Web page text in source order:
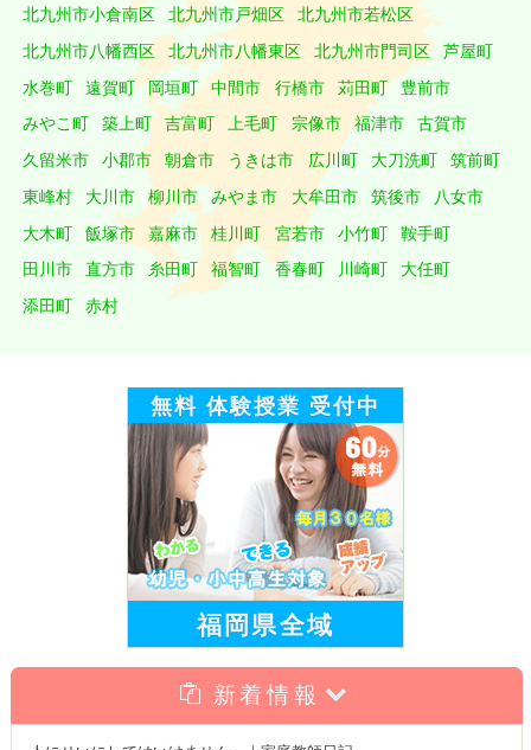
北九州市小倉南区
北九州市戸畑区
北九州市若松区
北九州市八幡西区
北九州市八幡東区 北九州市門司区
芦屋町
水巻町
遠賀町 岡垣町 中間市 行橋市 苅田町
豊前市
みやこ町
築上町 吉富町 上毛町 宗像市 福津市
古賀市
久留米市
小郡市 朝倉市 うきは市 広川町 大刀洗町
筑前町
東峰村
大川市 柳川市 みやま市 大牟田市 筑後市
八女市
大木町
飯塚市 嘉麻市 桂川町 宮若市 小竹町
鞍手町
田川市
直方市 糸田町 福智町 香春町 川崎町
大任町
添田町
赤村
無料 体験授業 受付中
福岡県全域
新着情報